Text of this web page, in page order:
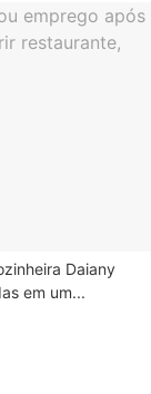
Daiany
em um...